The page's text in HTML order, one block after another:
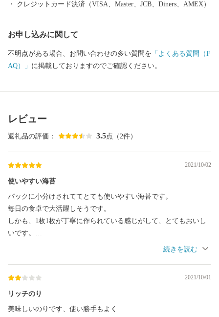
クレジットカード決済（VISA、Master、JCB、Diners、AMEX）
お申し込みに関して
不明点がある場合、お問い合わせの多い質問を 「よくある質問（F
AQ）」 に掲載しておりますのでご確認ください。
レビュー
返礼品の評価： 3.5点（2件）
2021/10/02
使いやすい海苔
パックに小分けされててとても使いやすい海苔です。
毎日の食卓で大活躍しそうです。
しかも、1枚1枚が丁寧に作られている感じがして、とてもおいし
いです。
しかも寄付金額もお手頃で、また今度も頼んでみようと思います
2021/10/01
リッチのり
美味しいのりです、使い勝手もよく